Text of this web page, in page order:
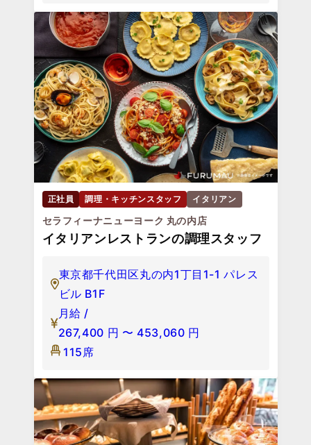
正社員 調理・キッチンスタッフ イタリアン
セラフィーナニューヨーク 丸の内店
イタリアンレストランの調理スタッフ
東京都千代田区丸の内1丁目1-1 パレス
ビル B1F
月給 /
267,400 円 〜 453,060 円
115席